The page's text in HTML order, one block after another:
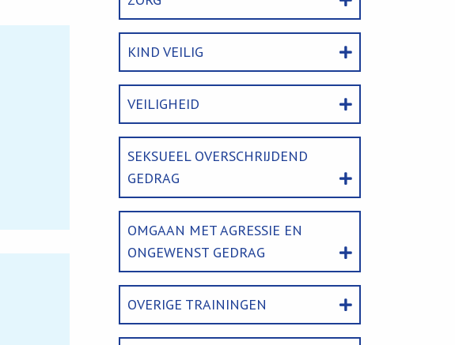
KIND VEILIG
VEILIGHEID
SEKSUEEL OVERSCHRIJDEND
GEDRAG
OMGAAN MET AGRESSIE EN
ONGEWENST GEDRAG
OVERIGE TRAININGEN